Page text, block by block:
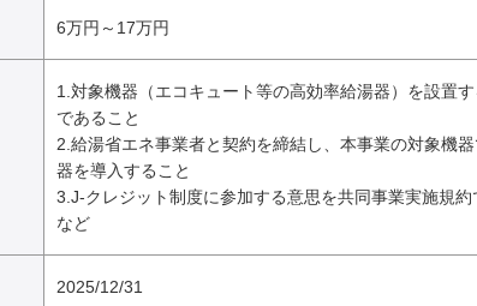
6万円～17万円
1.対象機器（エコキュート等の高効率給湯器）を設置
であること
2.給湯省エネ事業者と契約を締結し、本事業の対象機
器を導入すること
3.J-クレジット制度に参加する意思を共同事業実施規約
など
2025/12/31